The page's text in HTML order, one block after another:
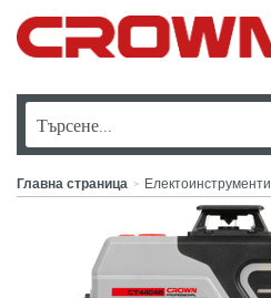
Главна страница > Електоинструменти